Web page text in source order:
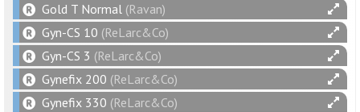
Gold T Normal (Ravan)
Gyn-CS 10 (ReLarc&Co)
Gyn-CS 3 (ReLarc&Co)
Gynefix 200 (ReLarc&Co)
Gynefix 330 (ReLarc&Co)